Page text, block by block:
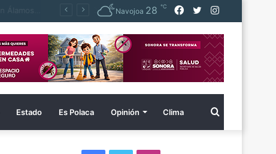
Instagram
Twitter
Facebook
Navojoa 28 ℃
Estado Es Polaca Opinión Clima Buscar